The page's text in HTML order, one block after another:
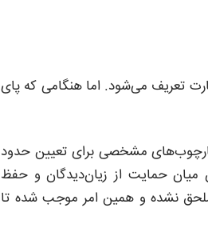
تعریف می‌شود. اما هنگامی که پای
کنوانسیون‌هایی چون هامبورگ (۱۹۷۸)، لندن (۱۹۷۶) و روتردام (۲۰۰۸) چارچوب‌های مشخصی برای تعیین حدود
میان حمایت از زیان‌دیدگان و حفظ
نشده و همین امر موجب شده تا